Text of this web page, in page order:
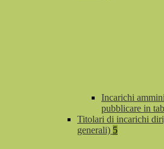
Incarichi
pubblicare in
Titolari di incarichi
generali) 5